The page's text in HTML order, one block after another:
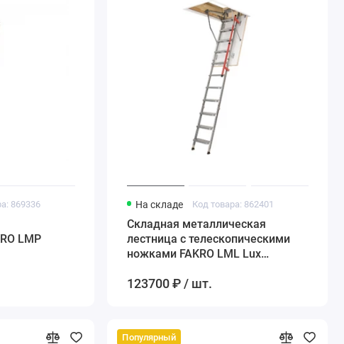
869336
LMP
На складе Код товара: 862401
Складная металлическая
лестница с телескопическими
ножками FAKRO LML Lux
123700 ₽ / шт.
Популярный